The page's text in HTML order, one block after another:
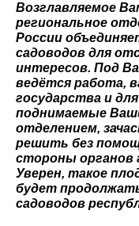
Возглавляемое
региональное
России
садоводов для
интересов. Под
ведётся работа,
государства и
поднимаемые
отделением,
решить без
стороны органов
Уверен, такое
будет
садоводов